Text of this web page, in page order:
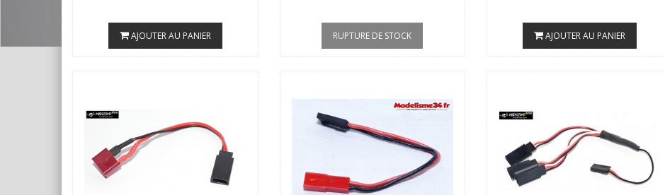
AJOUTER AU PANIER RUPTURE DE STOCK AJOUTER AU PANIER